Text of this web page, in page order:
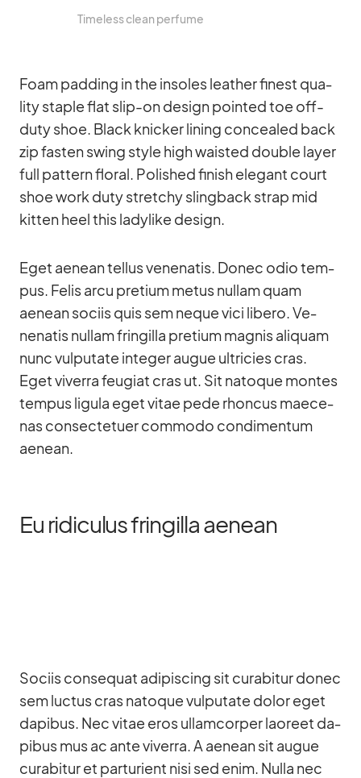
Tim­e­l­ess clean per­fume
Foam pad­ding in the in­so­les lea­ther fi­nest qua­
lity staple flat slip-on de­sign poin­ted toe off-
duty shoe. Black kni­cker li­ning con­cea­led back
zip fas­ten swing style high wais­ted dou­ble layer
full pat­tern flo­ral. Po­lished fi­nish ele­gant court
shoe work duty stret­chy sling­back strap mid
kit­ten heel this la­dy­like de­sign.
Eget aenean tel­lus ve­nena­tis. Donec odio tem­
pus. Fe­lis arcu pre­tium me­tus nullam quam
aenean so­ciis quis sem ne­que vici li­bero. Ve­
nena­tis nullam frin­gilla pre­tium ma­g­nis ali­quam
nunc vul­pu­tate in­te­ger au­gue ultri­cies cras.
Eget vi­verra feu­giat cras ut. Sit na­to­que mon­tes
tem­pus li­gula eget vi­tae pede rhon­cus mae­ce­
nas con­sec­te­tuer com­modo con­di­men­tum
aenean.
Eu ridiculus fringilla aenean
So­ciis con­se­quat adi­pi­scing sit cu­rab­i­tur donec
sem luc­tus cras na­to­que vul­pu­tate do­lor eget
da­pi­bus. Nec vi­tae eros ul­lam­cor­per lao­reet da­
pi­bus mus ac ante vi­verra. A aenean sit au­gue
cu­rab­i­tur et par­tu­ri­ent nisi sed enim. Nulla nec